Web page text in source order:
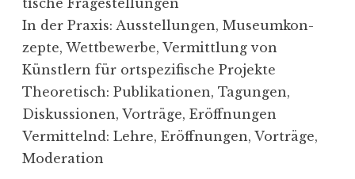
In der Praxis: Ausstel­lungen, Museum­kon­
zepte, Wettbe­werbe, Vermittlung von
Künstlern für ortspe­zi­fische Projekte
Theore­tisch: Publi­ka­tionen, Tagungen,
Diskus­sionen, Vorträge, Eröffnungen
Vermit­telnd: Lehre, Eröff­nungen, Vorträge,
Moderation